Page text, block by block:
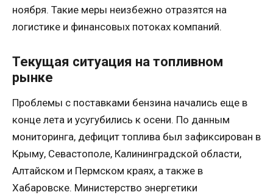
ноября. Такие меры неизбежно отразятся на
логистике и финансовых потоках компаний.
Текущая ситуация на топливном
рынке
Проблемы с поставками бензина начались еще в
конце лета и усугубились к осени. По данным
мониторинга, дефицит топлива был зафиксирован в
Крыму, Севастополе, Калининградской области,
Алтайском и Пермском краях, а также в
Хабаровске. Министерство энергетики